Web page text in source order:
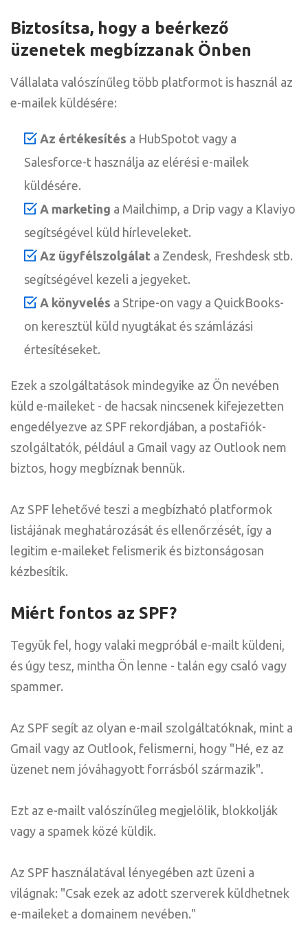
Biztosítsa, hogy a beérkező
üzenetek megbízzanak Önben
Vállalata valószínűleg több platformot is használ az
e-mailek küldésére:
Az értékesítés a HubSpotot vagy a
Salesforce-t használja az elérési e-mailek
küldésére.
A marketing a Mailchimp, a Drip vagy a Klaviyo
segítségével küld hírleveleket.
Az ügyfélszolgálat a Zendesk, Freshdesk stb.
segítségével kezeli a jegyeket.
A könyvelés a Stripe-on vagy a QuickBooks-
on keresztül küld nyugtákat és számlázási
értesítéseket.
Ezek a szolgáltatások mindegyike az Ön nevében
küld e-maileket - de hacsak nincsenek kifejezetten
engedélyezve az SPF rekordjában, a postafiók-
szolgáltatók, például a Gmail vagy az Outlook nem
biztos, hogy megbíznak bennük.
Az SPF lehetővé teszi a megbízható platformok
listájának meghatározását és ellenőrzését, így a
legitim e-maileket felismerik és biztonságosan
kézbesítik.
Miért fontos az SPF?
Tegyük fel, hogy valaki megpróbál e-mailt küldeni,
és úgy tesz, mintha Ön lenne - talán egy csaló vagy
spammer.
Az SPF segít az olyan e-mail szolgáltatóknak, mint a
Gmail vagy az Outlook, felismerni, hogy "Hé, ez az
üzenet nem jóváhagyott forrásból származik".
Ezt az e-mailt valószínűleg megjelölik, blokkolják
vagy a spamek közé küldik.
Az SPF használatával lényegében azt üzeni a
világnak: "Csak ezek az adott szerverek küldhetnek
e-maileket a domainem nevében."